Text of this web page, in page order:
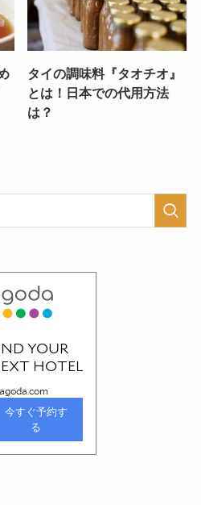
タイの調味料『タオチオ』
とは！日本での代用方法
は？